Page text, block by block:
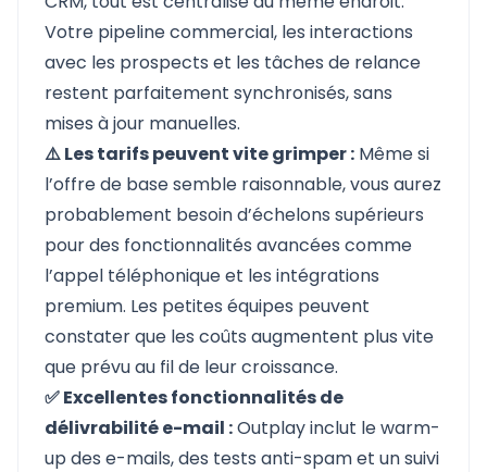
Votre pipeline commercial, les interactions
avec les prospects et les tâches de relance
restent parfaitement synchronisés, sans
mises à jour manuelles.
⚠️ Les tarifs peuvent vite grimper : Même si
l’offre de base semble raisonnable, vous aurez
probablement besoin d’échelons supérieurs
pour des fonctionnalités avancées comme
l’appel téléphonique et les intégrations
premium. Les petites équipes peuvent
constater que les coûts augmentent plus vite
que prévu au fil de leur croissance.
✅ Excellentes fonctionnalités de
délivrabilité e-mail :Outplay inclut le warm-
up des e-mails, des tests anti-spam et un suivi